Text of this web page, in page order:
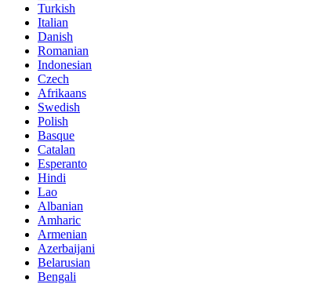
Turkish
Italian
Danish
Romanian
Indonesian
Czech
Afrikaans
Swedish
Polish
Basque
Catalan
Esperanto
Hindi
Lao
Albanian
Amharic
Armenian
Azerbaijani
Belarusian
Bengali